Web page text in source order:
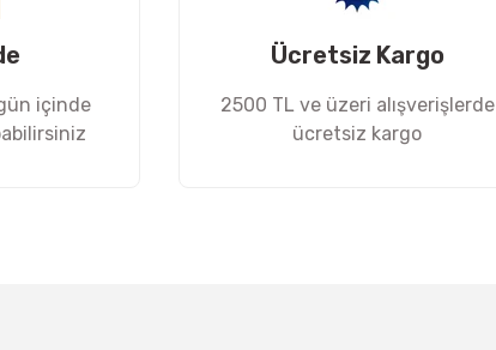
içinde
Ücretsiz Kargo
2500 TL ve üzeri alışverişlerde
ücretsiz kargo